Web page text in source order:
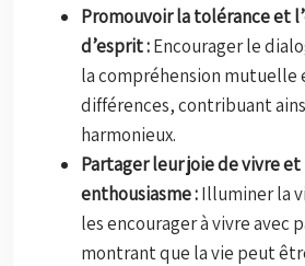
Promouvoir la tolérance et
d’esprit :Encourager le
la compréhension mutuelle
différences, contribuant
harmonieux.
Partager leur joie de vivre
enthousiasme :Illuminer la
les encourager à vivre avec
montrant que la vie peut